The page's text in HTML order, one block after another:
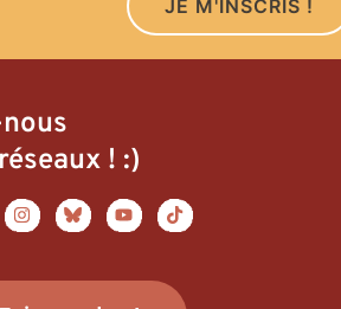
JE M'INSCRIS !
! :)